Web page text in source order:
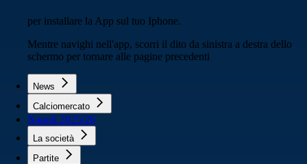
per installare la App sul tuo Iphone.
Mentre navighi nell'app, scorri il dito da sinistra a destra dello
schermo per tornare alle pagine precedenti
News
Calciomercato
Napoli 2025/26
La società
Partite